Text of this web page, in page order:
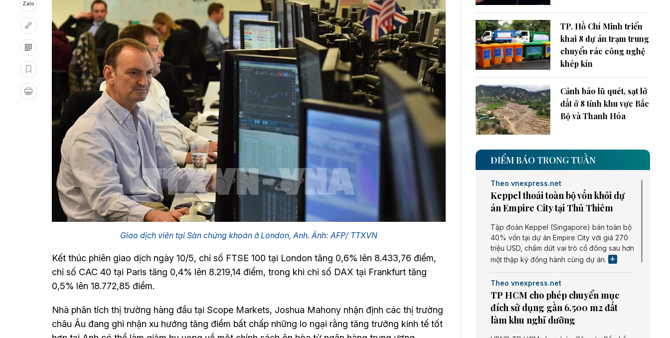
Zalo
Giao dịch viên tại Sàn chứng khoán ở London, Anh. Ảnh: AFP/ TTXVN
Kết thúc phiên giao dịch ngày 10/5, chỉ số FTSE 100 tại London tăng 0,6% lên 8.433,76 điểm,
chỉ số CAC 40 tại Paris tăng 0,4% lên 8.219,14 điểm, trong khi chỉ số DAX tại Frankfurt tăng
0,5% lên 18.772,85 điểm.
Nhà phân tích thị trường hàng đầu tại Scope Markets, Joshua Mahony nhận định các thị trường
châu Âu đang ghi nhận xu hướng tăng điểm bất chấp những lo ngại rằng tăng trưởng kinh tế tốt
TP. Hồ Chí Minh triển
khai 8 dự án trạm trung
chuyển rác công nghệ
khép kín
Cảnh báo lũ quét, sạt lở
đất ở 8 tỉnh khu vực Bắc
Bộ và Thanh Hóa
ĐIỂM BÁO TRONG TUẦN
Theo vnexpress.net
Keppel thoái toàn bộ vốn khỏi dự
án Empire City tại Thủ Thiêm
Tập đoàn Keppel (Singapore) bán toàn bộ
40% vốn tại dự án Empire City với giá 270
triệu USD, chấm dứt vai trò cổ đông sau hơn
một thập kỷ đồng hành cùng dự án.
Theo vnexpress.net
TP HCM cho phép chuyển mục
đích sử dụng gần 6.500 m2 đất
làm khu nghỉ dưỡng